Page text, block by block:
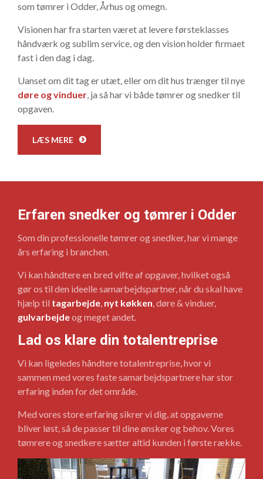
som tømrer i Odder, Århus og omegn.
Visionen har fra starten været at levere førsteklasses
håndværk og sublim service, og den vision holder firmaet
fast i den dag i dag.
Uanset om dit tag er utæt, eller om dit hus trænger til nye
døre og vinduer, ja så har vi både tømrer og snedker til
opgaven.
LÆS MERE
Erfaren snedker og tømrer i Odder
Som din professionelle tømrer og snedker, har vi mange
års erfaring i branchen.
Vi kan håndtere en bred vifte af opgaver, hvilket også
gør os til den ideelle samarbejdspartner, når du skal have
hjælp til tagarbejde, nyt køkken, døre & vinduer,
gulvarbejdeog meget andet.
Lad os klare din totalentreprise
Vi kan ligeledes håndtere totalentreprise, hvor vi
sammen med vores faste samarbejdspartnere har stor
erfaring inden for det område.
Med vores store erfaring sikrer vi dig, at opgaverne
bliver løst, så de passer til dine ønsker og behov. Vores
tømrere og snedkere sætter altid kunden i første række.